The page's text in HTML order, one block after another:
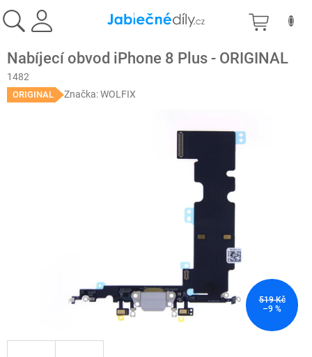
na
obsah
Nabíjecí obvod iPhone 8 Plus - ORIGINAL
1482
ORIGINAL Značka:WOLFIX
519 Kč
–9 %